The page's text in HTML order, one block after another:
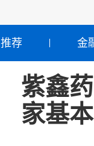
推荐 金
紫鑫
家基